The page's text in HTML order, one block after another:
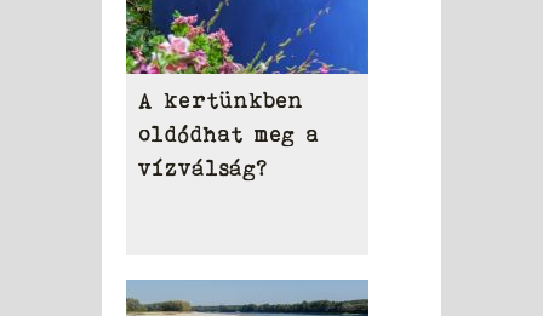
A kertünkben
oldódhat meg a
vízválság?